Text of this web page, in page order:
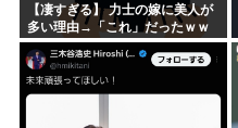
【凄すぎる】 力士の嫁に美人が
多い理由→「これ」だったｗｗ
ｗｗｗｗｗ